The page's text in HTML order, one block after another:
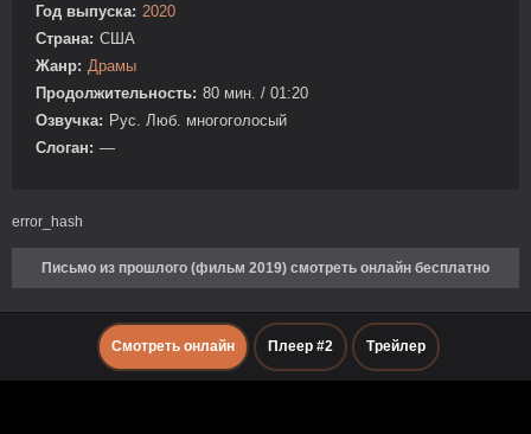
Год выпуска: 2020
Страна: США
Жанр: Драмы
Продолжительность: 80 мин. / 01:20
Озвучка: Рус. Люб. многоголосый
Слоган: —
error_hash
Письмо из прошлого (фильм 2019) смотреть онлайн бесплатно
Смотреть онлайн Плеер #2 Трейлер